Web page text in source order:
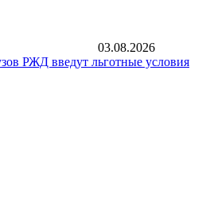
03.08.2026
РЖД введут льготные условия